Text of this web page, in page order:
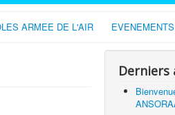
ARMEE DE L'AIR EVENEMENTS
Derniers